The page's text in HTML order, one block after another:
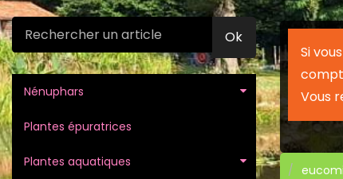
Si
Vous
Ok
Nénuphars
Plantes épuratrices
Plantes aquatiques